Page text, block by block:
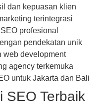
dan kepuasan klien
terintegrasi
profesional
pendekatan unik
web development
agency terkemuka
untuk Jakarta dan Bali
SEO Terbaik